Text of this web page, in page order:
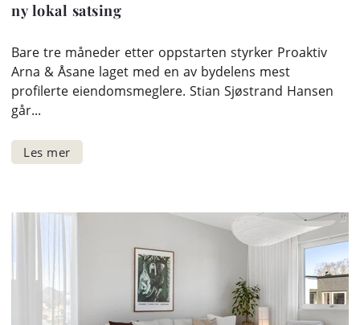
ny lokal satsing
Bare tre måneder etter oppstarten styrker Proaktiv
Arna & Åsane laget med en av bydelens mest
profilerte eiendomsmeglere. Stian Sjøstrand Hansen
går...